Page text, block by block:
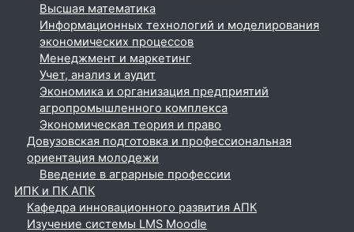
Высшая математика
Информационных технологий и моделирования
экономических процессов
Менеджмент и маркетинг
Учет, анализ и аудит
Экономика и организация предприятий
агропромышленного комплекса
Экономическая теория и право
Довузовская подготовка и профессиональная
ориентация молодежи
Введение в аграрные профессии
ИПК и ПК АПК
Кафедра инновационного развития АПК
Изучение системы LMS Moodle